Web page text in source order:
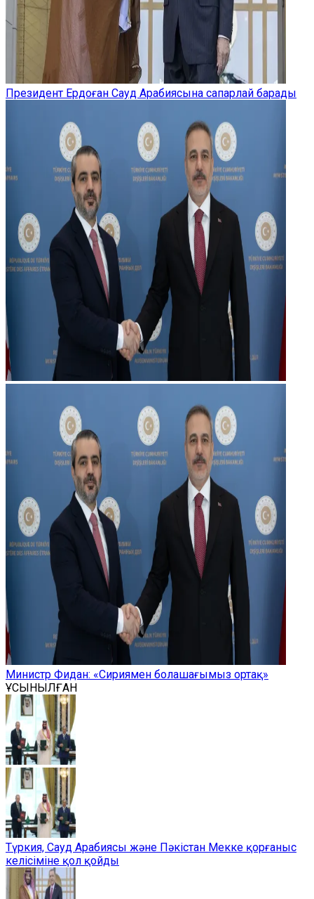
Президент Ердоған Сауд Арабиясына сапарлай барады
Министр Фидан: «Сириямен болашағымыз ортақ»
ҰСЫНЫЛҒАН
Түркия, Сауд Арабиясы және Пәкістан Мекке қорғаныс
келісіміне қол қойды